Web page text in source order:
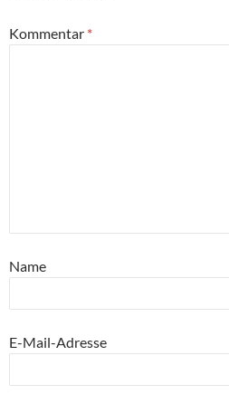
Kommentar *
Name
E-Mail-Adresse